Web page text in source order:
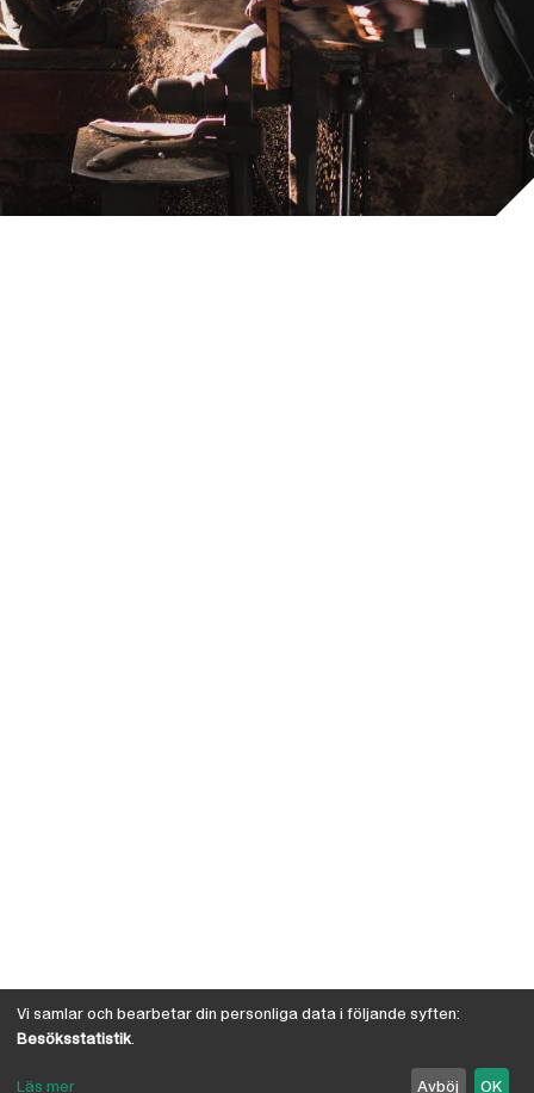
Vi samlar och bearbetar din personliga data i följande syften:
Besöksstatistik.
Läs mer Avböj OK